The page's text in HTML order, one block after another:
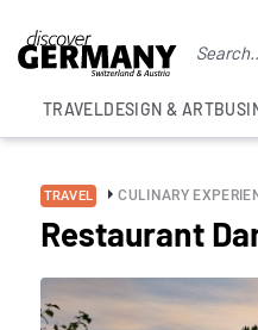
TRAVELDESIGN & ART
TRAVEL CULINARY
Restaurant